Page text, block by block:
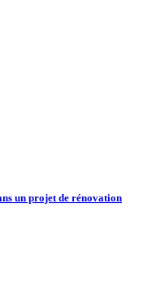
un projet de rénovation